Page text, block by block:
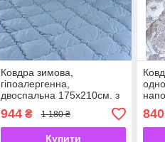
Ковдра зимова,
гіпоалергенна,
двоспальна 175х210см. з
якісним наповнювачем
холофайбер, виробник
Україна
944₴ 1 180 ₴
Купити
840